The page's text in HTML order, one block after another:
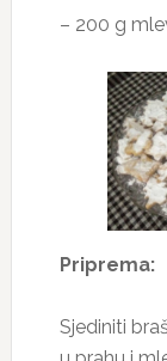
– 200 g
Priprema:
Sjediniti